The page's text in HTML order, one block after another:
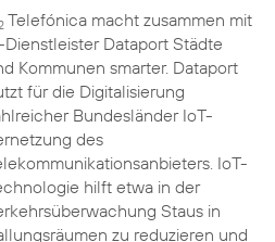
Telefónica macht zusammen mit
Dienstleister Dataport Städte
Kommunen smarter. Dataport
für die Digitalisierung
Bundesländer IoT-
des
IoT-
hilft etwa in der
Staus in
zu reduzieren und